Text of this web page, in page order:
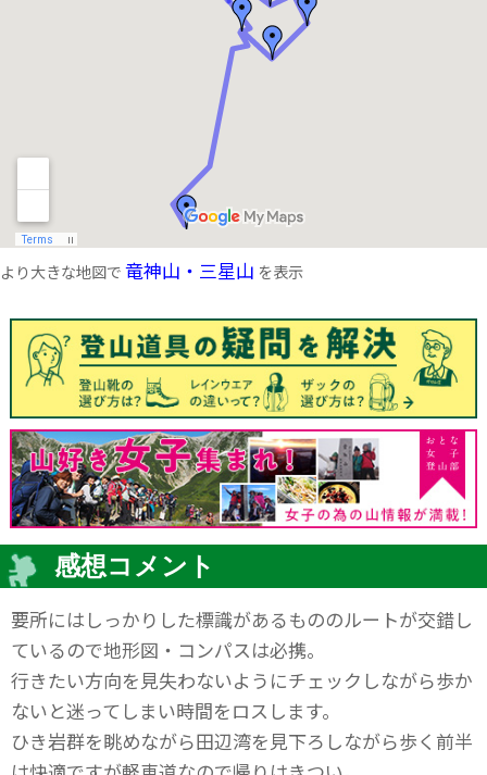
より大きな地図で 竜神山・三星山 を表示
感想コメント
要所にはしっかりした標識があるもののルートが交錯し
ているので地形図・コンパスは必携。
行きたい方向を見失わないようにチェックしながら歩か
ないと迷ってしまい時間をロスします。
ひき岩群を眺めながら田辺湾を見下ろしながら歩く前半